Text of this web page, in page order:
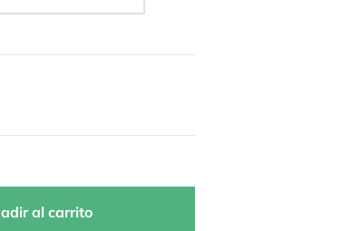
al carrito